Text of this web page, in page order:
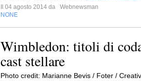
Il 04 agosto 2014 da
Webnewsman
NONE
Wimbledon: titoli di
cast stellare
Photo credit: Marianne Bevis / Foter /